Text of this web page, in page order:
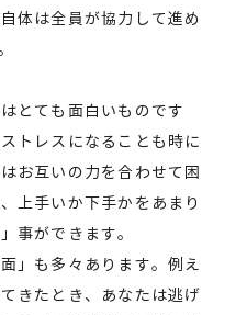
体は全員が協力して進め
とても面白いものです
トレスになることも時に
お互いの力を合わせて困
上手いか下手かをあまり
事ができます。
」も多々あります。例え
きたとき、あなたは逃げ